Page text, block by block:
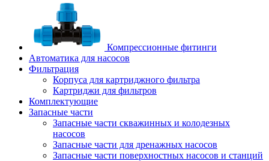
Компрессионные фитинги
Автоматика для насосов
Фильтрация
Корпуса для картриджного фильтра
Картриджи для фильтров
Комплектующие
Запасные части
Запасные части скважинных и колодезных
насосов
Запасные части для дренажных насосов
Запасные части поверхностных насосов и станций